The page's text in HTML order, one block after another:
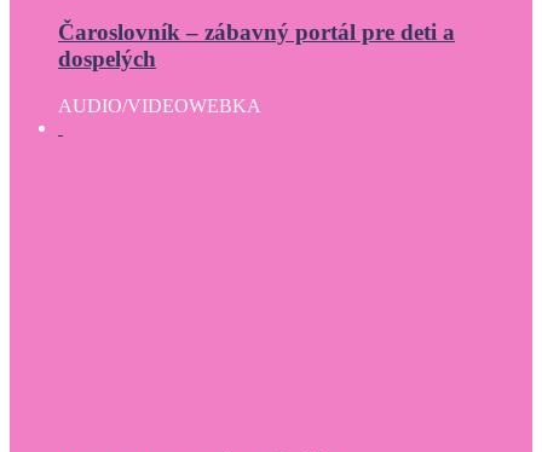
Čaroslovník – zábavný portál pre deti a
dospelých
AUDIO/VIDEOWEBKA